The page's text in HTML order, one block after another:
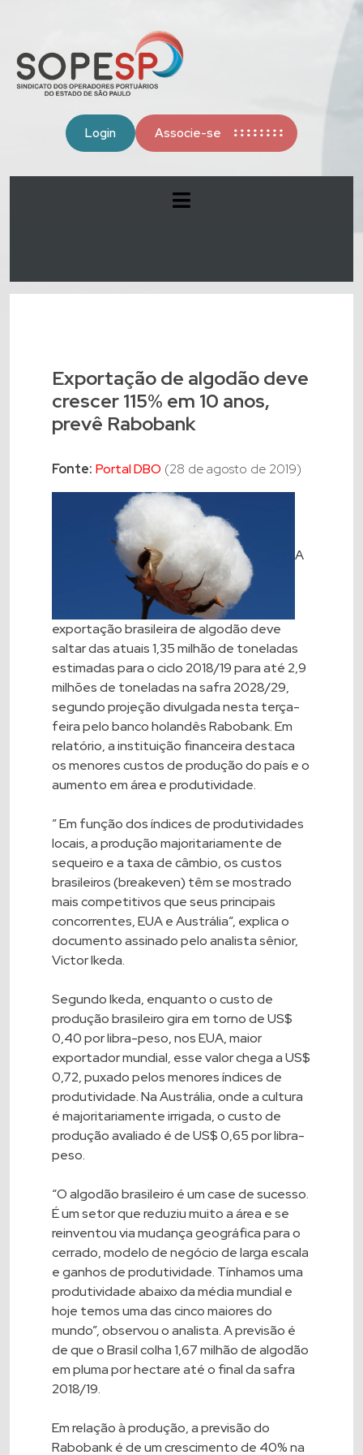
Login Associe-se
Exportação de algodão deve
crescer 115% em 10 anos,
prevê Rabobank
Fonte: Portal DBO (28 de agosto de 2019)
A
exportação brasileira de algodão deve
saltar das atuais 1,35 milhão de toneladas
estimadas para o ciclo 2018/19 para até 2,9
milhões de toneladas na safra 2028/29,
segundo projeção divulgada nesta terça-
feira pelo banco holandês Rabobank. Em
relatório, a instituição financeira destaca
os menores custos de produção do país e o
aumento em área e produtividade.
” Em função dos índices de produtividades
locais, a produção majoritariamente de
sequeiro e a taxa de câmbio, os custos
brasileiros (breakeven) têm se mostrado
mais competitivos que seus principais
concorrentes, EUA e Austrália”, explica o
documento assinado pelo analista sênior,
Victor Ikeda.
Segundo Ikeda, enquanto o custo de
produção brasileiro gira em torno de US$
0,40 por libra-peso, nos EUA, maior
exportador mundial, esse valor chega a US$
0,72, puxado pelos menores índices de
produtividade. Na Austrália, onde a cultura
é majoritariamente irrigada, o custo de
produção avaliado é de US$ 0,65 por libra-
peso.
“O algodão brasileiro é um case de sucesso.
É um setor que reduziu muito a área e se
reinventou via mudança geográfica para o
cerrado, modelo de negócio de larga escala
e ganhos de produtividade. Tínhamos uma
produtividade abaixo da média mundial e
hoje temos uma das cinco maiores do
mundo”, observou o analista. A previsão é
de que o Brasil colha 1,67 milhão de algodão
em pluma por hectare até o final da safra
2018/19.
Em relação à produção, a previsão do
Rabobank é de um crescimento de 40% na